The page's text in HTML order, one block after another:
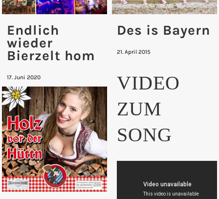
Endlich
wieder
Bierzelt hom
17. Juni 2020
Des is Bayern
21. April 2015
VIDEO
ZUM
SONG